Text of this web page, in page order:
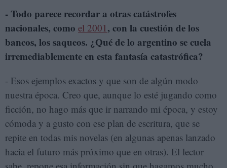
- Todo parece recordar a otras catástrofes
nacionales, como el 2001, con la cuestión de los
bancos, los saqueos. ¿Qué de lo argentino se cuela
irremediablemente en esta fantasía catastrófica?
- Esos ejemplos exactos y que son de algún modo
nuestra época. Creo que, aunque lo esté jugando como
ficción, no hago más que ir narrando mi época, y estoy
cómoda y a gusto con ese plan de escritura, que se
repite en todas mis novelas (en algunas apenas lanzado
hacia el futuro más próximo que en otras). El lector